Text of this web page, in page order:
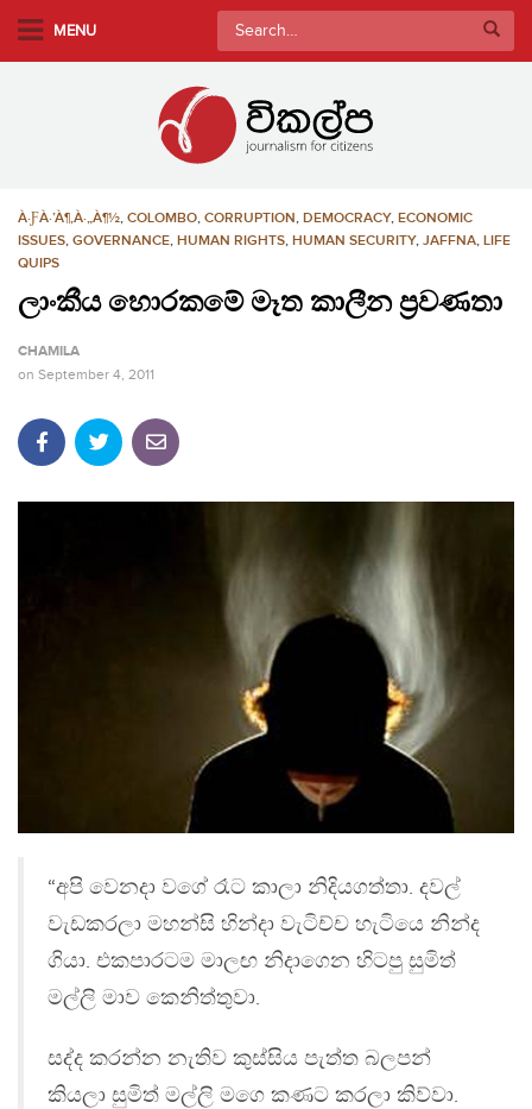
MENU
Search
for:
À·ƑÀ·’À¶‚À·„À¶½, COLOMBO, CORRUPTION, DEMOCRACY, ECONOMIC
ISSUES, GOVERNANCE, HUMAN RIGHTS, HUMAN SECURITY, JAFFNA, LIFE
QUIPS
ලාංකීය හොරකමේ මෑත කාලීන ප්‍රවණතා
CHAMILA
on September 4, 2011
“අපි වෙනදා වගේ රෑට කාලා නිදියගත්තා. දවල්
වැඩකරලා මහන්සි හින්දා වැටිච්ච හැටියෙ නින්ද
ගියා. එකපාරටම මාලඟ නිදාගෙන හිටපු සුමිත්
මල්ලි මාව කෙනිත්තුවා.
සද්ද කරන්න නැතිව කුස්සිය පැත්ත බලපන්
කියලා සුමිත් මල්ලි මගෙ කණට කරලා කිව්වා.